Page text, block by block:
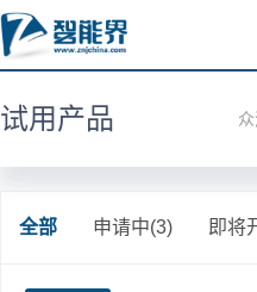
试用产品
全部 申请中(3) 即将